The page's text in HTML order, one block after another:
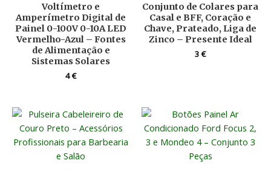
Voltímetro e
Amperímetro Digital de
Painel 0-100V 0-10A LED
Vermelho-Azul – Fontes
de Alimentação e
Sistemas Solares
4€
Conjunto de Colares para
Casal e BFF, Coração e
Chave, Prateado, Liga de
Zinco – Presente Ideal
3€